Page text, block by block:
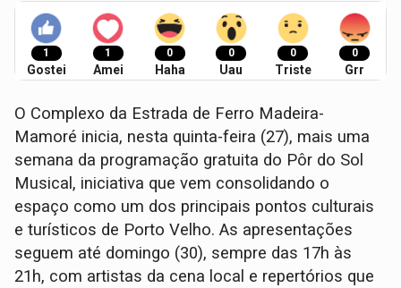
1
Gostei
1
Amei
0
Haha
0
Uau
0
Triste
0
Grr
O Complexo da Estrada de Ferro Madeira-
Mamoré inicia, nesta quinta-feira (27), mais uma
semana da programação gratuita do Pôr do Sol
Musical, iniciativa que vem consolidando o
espaço como um dos principais pontos culturais
e turísticos de Porto Velho. As apresentações
seguem até domingo (30), sempre das 17h às
21h, com artistas da cena local e repertórios que